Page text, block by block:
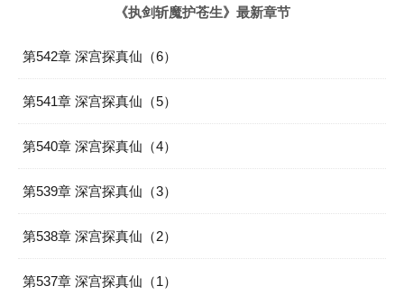
《执剑斩魔护苍生》最新章节
第542章 深宫探真仙（6）
第541章 深宫探真仙（5）
第540章 深宫探真仙（4）
第539章 深宫探真仙（3）
第538章 深宫探真仙（2）
第537章 深宫探真仙（1）